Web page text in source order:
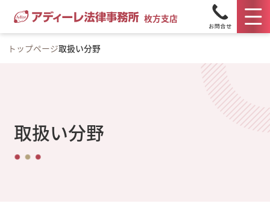
枚方支店
トップページ取扱い分野
取扱い分野